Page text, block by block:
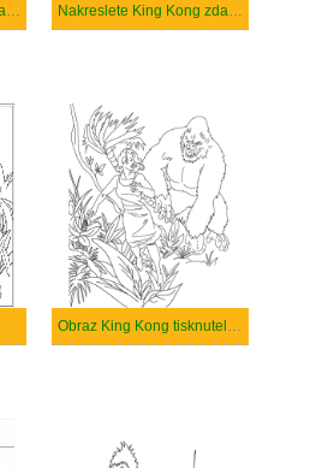
Nakreslete King Kong zdarma základní Nakreslete King Kong zdarma
Obraz King Kong tisknutelné